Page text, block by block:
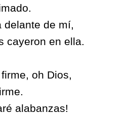
delante de mí,
cayeron en ella.
oh Dios,
alabanzas!